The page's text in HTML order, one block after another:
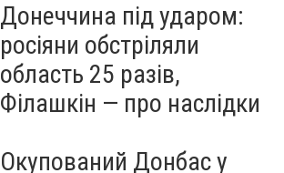
Донеччина під ударом:
росіяни обстріляли
область 25 разів,
Філашкін — про наслідки
Окупований Донбас у